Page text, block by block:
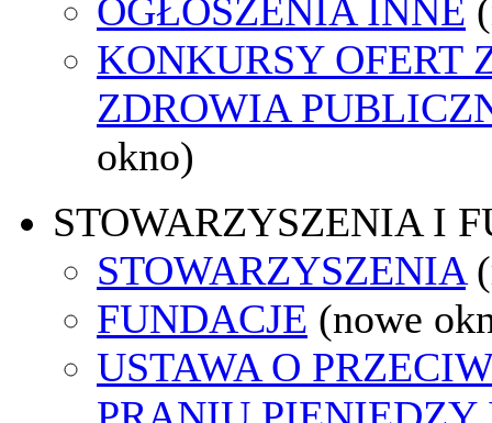
OGŁOSZENIA INNE
KONKURSY OFERT
ZDROWIA
okno)
STOWARZYSZENIA I
STOWARZYSZENIA
FUNDACJE (nowe
USTAWA O